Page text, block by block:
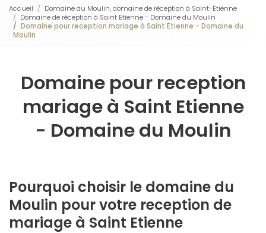
Accueil
Domaine du Moulin, domaine de réception à Saint-Étienne
Domaine de réception à Saint Etienne - Domaine du Moulin
Domaine pour reception mariage à Saint Etienne - Domaine du
Moulin
Domaine pour reception
mariage à Saint Etienne
- Domaine du Moulin
Pourquoi choisir le domaine du
Moulin pour votre reception de
mariage à Saint Etienne